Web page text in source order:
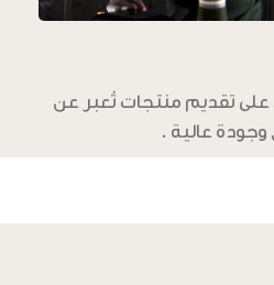
على تقديم منتجات تُعبر عن
وجودة عالية .